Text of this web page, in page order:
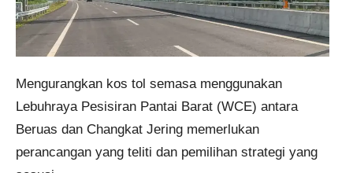
Mengurangkan kos tol semasa menggunakan
Lebuhraya Pesisiran Pantai Barat (WCE) antara
Beruas dan Changkat Jering memerlukan
perancangan yang teliti dan pemilihan strategi yang